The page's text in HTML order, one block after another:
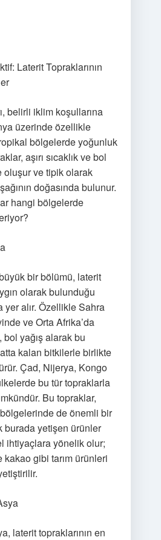
Laterit Topraklarının
belirli iklim koşullarına
üzerinde özellikle
bölgelerde yoğunluk
aşırı sıcaklık ve bol
oluşur ve tipik olarak
doğasında bulunur.
hangi bölgelerde
büyük bir bölümü, laterit
olarak bulunduğu
yer alır. Özellikle Sahra
ve Orta Afrika’da
bol yağış alarak bu
kalan bitkilerle birlikte
Çad, Nijerya, Kongo
bu tür topraklarla
Bu topraklar,
bölgelerinde de önemli bir
burada yetişen ürünler
ihtiyaçlara yönelik olur;
kakao gibi tarım ürünleri
laterit topraklarının en